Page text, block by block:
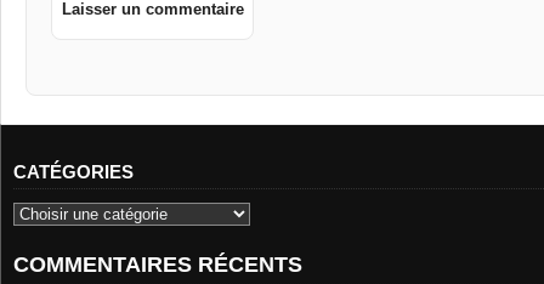
CATÉGORIES
COMMENTAIRES RÉCENTS